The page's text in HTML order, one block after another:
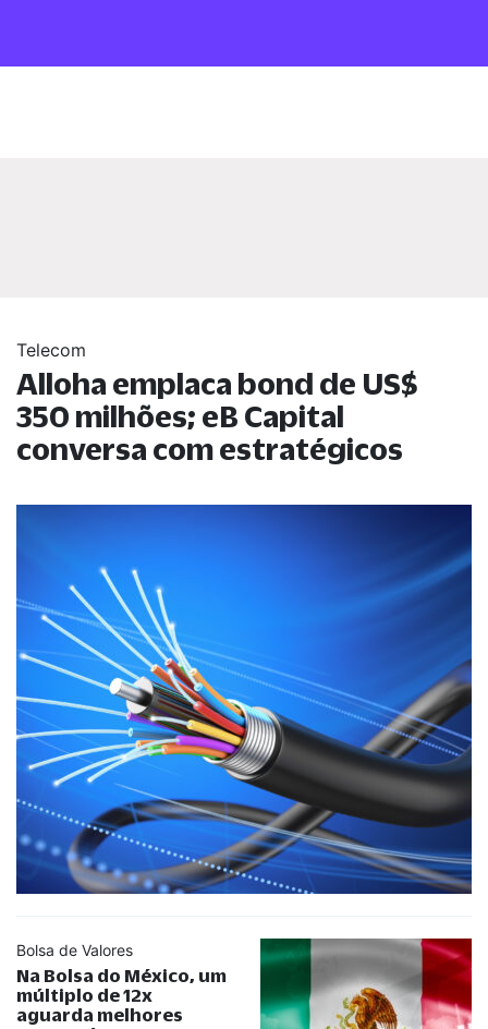
Telecom
Alloha emplaca bond de US$
350 milhões; eB Capital
conversa com estratégicos
Bolsa de Valores
Na Bolsa do México, um
múltiplo de 12x
aguarda melhores